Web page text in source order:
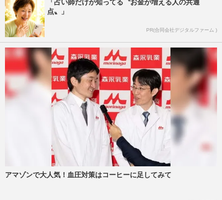
「占い師だけが知ってる〝お金が増える人の共通
点〟」
PR(合同会社デジタルファーム )
アマゾンで大人気！血圧対策はコーヒーに足してみて